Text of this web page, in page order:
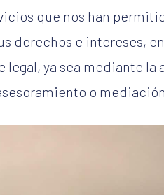
que nos han
derechos e intereses,
ya sea mediante
o